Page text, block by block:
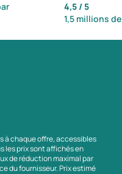
4,5 / 5
1,5 millions
à chaque offre, accessibles
les prix sont affichés en
de réduction maximal par
du fournisseur. Prix estimé